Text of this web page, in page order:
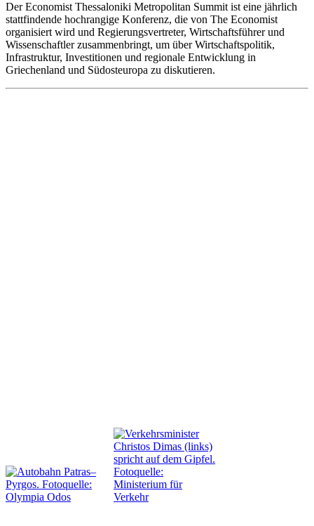
Der Economist Thessaloniki Metropolitan Summit ist eine jährlich
stattfindende hochrangige Konferenz, die von The Economist
organisiert wird und Regierungsvertreter, Wirtschaftsführer und
Wissenschaftler zusammenbringt, um über Wirtschaftspolitik,
Infrastruktur, Investitionen und regionale Entwicklung in
Griechenland und Südosteuropa zu diskutieren.